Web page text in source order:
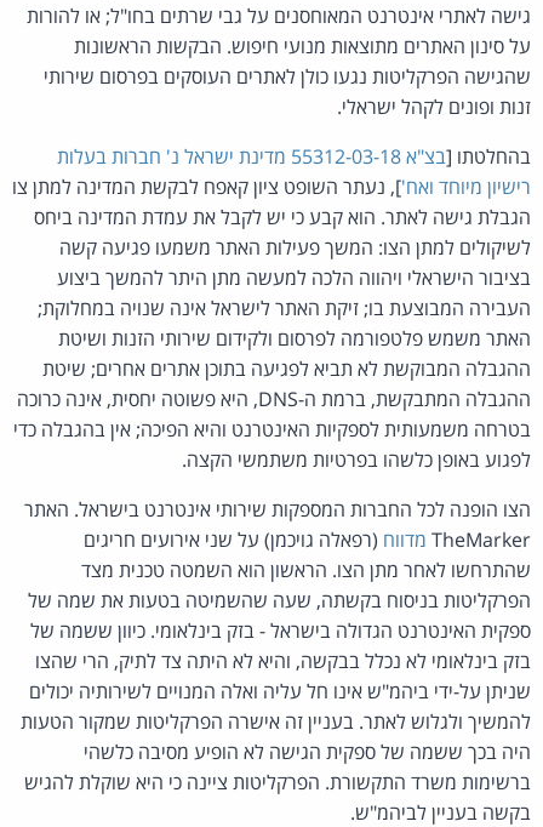
גישה לאתרי אינטרנט המאוחסנים על גבי שרתים בחו"ל; או להורות
על סינון האתרים מתוצאות מנועי חיפוש. הבקשות הראשונות
שהגישה הפרקליטות נגעו כולן לאתרים העוסקים בפרסום שירותי
זנות ופונים לקהל ישראלי.
בהחלטתו [
בצ"א 55312-03-18 מדינת ישראל נ' חברות בעלות
רישיון מיוחד ואח'], נעתר השופט ציון קאפח לבקשת המדינה למתן צו
הגבלת גישה לאתר. הוא קבע כי יש לקבל את עמדת המדינה ביחס
לשיקולים למתן הצו: המשך פעילות האתר משמעו פגיעה קשה
בציבור הישראלי ויהווה הלכה למעשה מתן היתר להמשך ביצוע
העבירה המבוצעת בו; זיקת האתר לישראל אינה שנויה במחלוקת;
האתר משמש פלטפורמה לפרסום ולקידום שירותי הזנות ושיטת
ההגבלה המבוקשת לא תביא לפגיעה בתוכן אתרים אחרים; שיטת
ההגבלה המתבקשת, ברמת ה-DNS, היא פשוטה יחסית, אינה כרוכה
בטרחה משמעותית לספקיות האינטרנט והיא הפיכה; אין בהגבלה כדי
לפגוע באופן כלשהו בפרטיות משתמשי הקצה.
הצו הופנה לכל החברות המספקות שירותי אינטרנט בישראל. האתר
TheMarker מדווח (רפאלה גויכמן) על שני אירועים חריגים
שהתרחשו לאחר מתן הצו. הראשון הוא השמטה טכנית מצד
הפרקליטות בניסוח בקשתה, שעה שהשמיטה בטעות את שמה של
ספקית האינטרנט הגדולה בישראל - בזק בינלאומי. כיוון ששמה של
בזק בינלאומי לא נכלל בבקשה, והיא לא היתה צד לתיק, הרי שהצו
שניתן על-ידי ביהמ"ש אינו חל עליה ואלה המנויים לשירותיה יכולים
להמשיך ולגלוש לאתר. בעניין זה אישרה הפרקליטות שמקור הטעות
היה בכך ששמה של ספקית הגישה לא הופיע מסיבה כלשהי
ברשימות משרד התקשורת. הפרקליטות ציינה כי היא שוקלת להגיש
בקשה בעניין לביהמ"ש.